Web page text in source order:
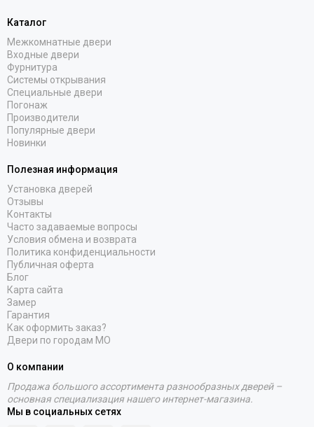
Каталог
Межкомнатные двери
Входные двери
Фурнитура
Системы открывания
Специальные двери
Погонаж
Производители
Популярные двери
Новинки
Полезная информация
Установка дверей
Отзывы
Контакты
Часто задаваемые вопросы
Условия обмена и возврата
Политика конфиденциальности
Публичная оферта
Блог
Карта сайта
Замер
Гарантия
Как оформить заказ?
Двери по городам МО
О компании
Продажа большого ассортимента разнообразных дверей –
основная специализация нашего интернет-магазина.
Мы в социальных сетях